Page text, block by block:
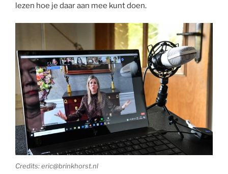
lezen hoe je daar aan mee kunt doen.
Credits: eric@brinkhorst.nl